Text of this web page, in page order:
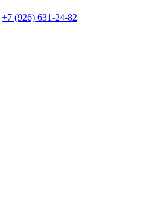
+7 (926) 631-24-82